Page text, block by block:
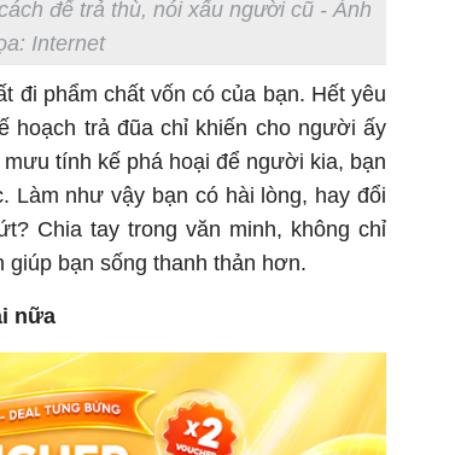
để trả thù, nói xấu người cũ - Ảnh
Internet
đi phẩm chất vốn có của bạn. Hết yêu
hoạch trả đũa chỉ khiến cho người ấy
tính kế phá hoại để người kia, bạn
Làm như vậy bạn có hài lòng, hay đổi
Chia tay trong văn minh, không chỉ
giúp bạn sống thanh thản hơn.
nữa